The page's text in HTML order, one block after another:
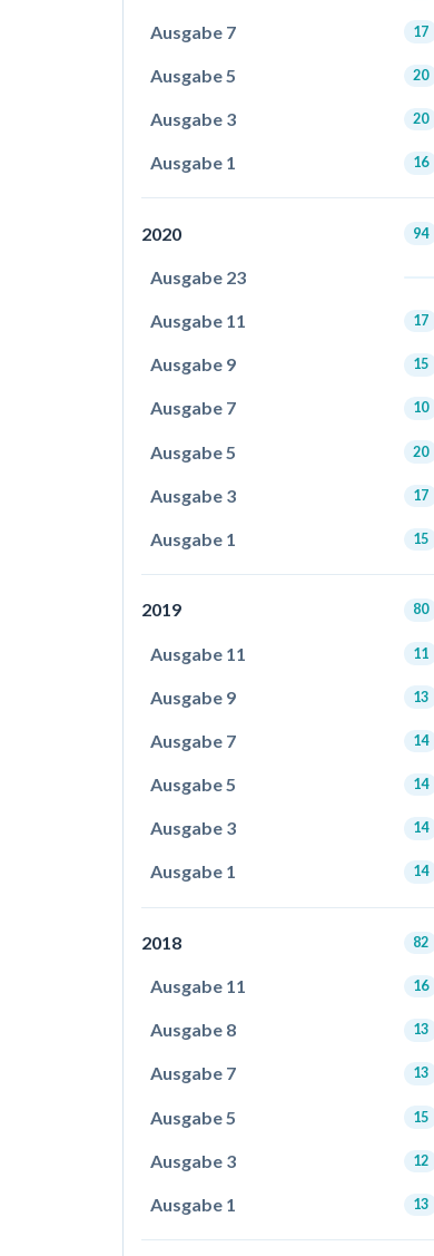
Ausgabe 7 17
Ausgabe 5 20
Ausgabe 3 20
Ausgabe 1 16
2020 94
Ausgabe 23
Ausgabe 11 17
Ausgabe 9 15
Ausgabe 7 10
Ausgabe 5 20
Ausgabe 3 17
Ausgabe 1 15
2019 80
Ausgabe 11 11
Ausgabe 9 13
Ausgabe 7 14
Ausgabe 5 14
Ausgabe 3 14
Ausgabe 1 14
2018 82
Ausgabe 11 16
Ausgabe 8 13
Ausgabe 7 13
Ausgabe 5 15
Ausgabe 3 12
Ausgabe 1 13